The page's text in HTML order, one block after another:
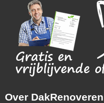
Over